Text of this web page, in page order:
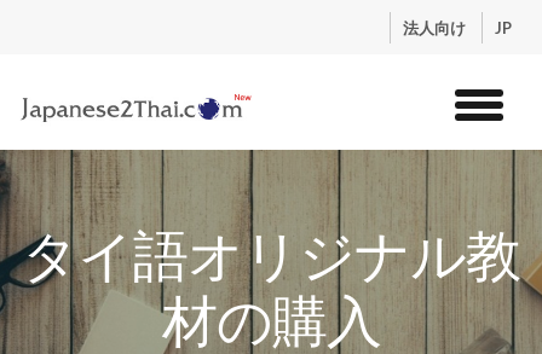
法人向け JP
トップ
サービス
コンテンツ
講師紹介
料金
タイ語オリジナル教
材の購入